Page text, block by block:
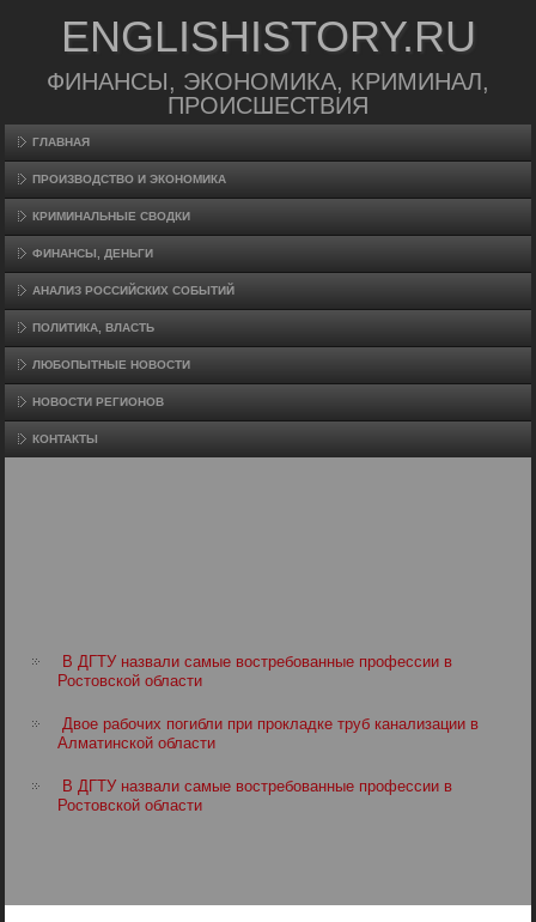
ENGLISHISTORY.RU
ФИНАНСЫ, ЭКОНОМИКА, КРИМИНАЛ,
ПРОИСШЕСТВИЯ
ГЛАВНАЯ
ПРОИЗВΟДСТВО И ЭКОНОМИКА
КРИМИНАЛЬНЫЕ СВОДКИ
ФИНАНСЫ, ДЕНЬГИ
АНАЛИЗ РОССИЙСКИХ СОБЫТИЙ
ПОЛИТИКА, ВЛАСТЬ
ЛЮБОПЫТНЫЕ НОВОСТИ
НОВОСТИ РЕГИОНОВ
КОНТАКТЫ
В ДГТУ назвали самые востребованные профессии в
Ростовской области
Двое рабочих погибли при прокладке труб канализации в
Алматинской области
В ДГТУ назвали самые востребованные профессии в
Ростовской области